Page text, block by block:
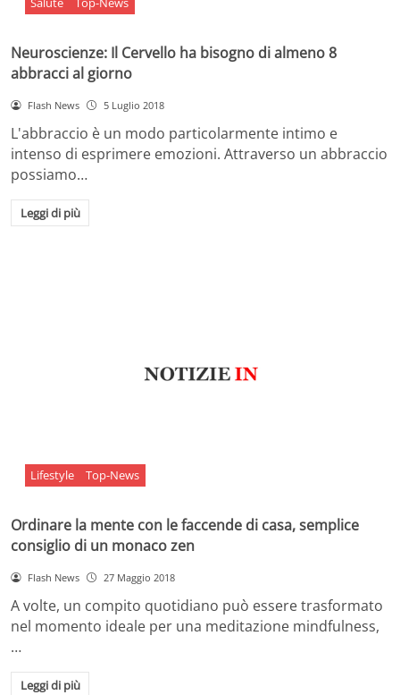
Neuroscienze: Il Cervello ha bisogno di almeno 8
abbracci al giorno
Flash News 5 Luglio 2018
L'abbraccio è un modo particolarmente intimo e
intenso di esprimere emozioni. Attraverso un abbraccio
possiamo…
Leggi di più
Lifestyle Top-News
Ordinare la mente con le faccende di casa, semplice
consiglio di un monaco zen
Flash News 27 Maggio 2018
A volte, un compito quotidiano può essere trasformato
nel momento ideale per una meditazione mindfulness,
…
Leggi di più